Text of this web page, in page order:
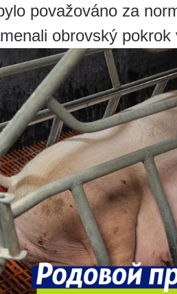
považováno za
obrovský